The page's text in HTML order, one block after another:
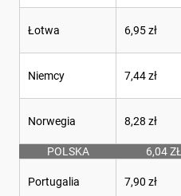
Łotwa 6,95 zł
Niemcy 7,44 zł
Norwegia 8,28 zł
POLSKA 6,04 ZŁ
Portugalia 7,90 zł